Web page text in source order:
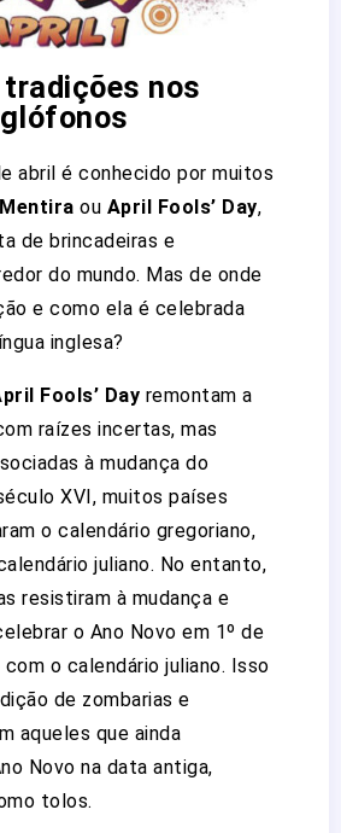
nos
abril é conhecido por muitos
ou April Fools’ Day,
de brincadeiras e
do mundo. Mas de onde
e como ela é celebrada
inglesa?
Fools’ Day remontam a
raízes incertas, mas
à mudança do
XVI, muitos países
o calendário gregoriano,
juliano. No entanto,
resistiram à mudança e
o Ano Novo em 1º de
o calendário juliano. Isso
de zombarias e
aqueles que ainda
Novo na data antiga,
tolos.